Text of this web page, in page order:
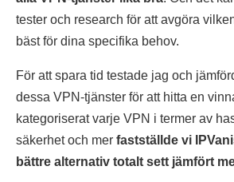
tester och research för att avgöra
bäst för dina specifika behov.
För att spara tid testade jag och
dessa VPN-tjänster för att hitta en
kategoriserat varje VPN i termer av
säkerhet och mer fastställde vi
bättre alternativ totalt sett jämfört